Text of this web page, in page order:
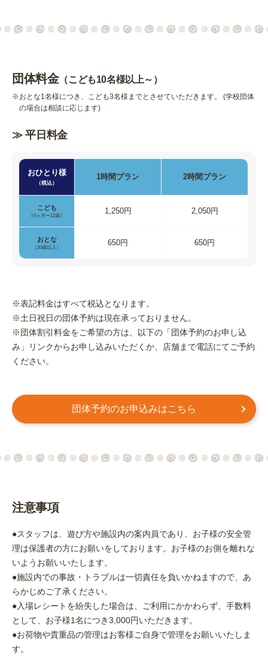
団体料金（こども10名様以上～）
※おとな1名様につき、こども3名様までとさせていただきます。 (学校団体
の場合は相談に応じます)
≫ 平日料金
おひとり様
（税込）
1時間 プラン 2時間 プラン
こども
［6ヵ月〜12歳］
1,250円 2,050円
おとな
［20歳以上］
650円 650円
※表記料金はすべて税込となります。
※土日祝日の団体予約は現在承っておりません。
※団体割引料金をご希望の方は、以下の「団体予約のお申し込
み」リンクからお申し込みいただくか、店舗まで電話にてご予約
ください。
団体予約のお申込みはこちら
注意事項
●スタッフは、遊び方や施設内の案内員であり、お子様の安全管
理は保護者の方にお願いをしております。お子様のお側を離れな
いようお願いいたします。
●施設内での事故・トラブルは一切責任を負いかねますので、あ
らかじめご了承ください。
●入場レシートを紛失した場合は、ご利用にかかわらず、手数料
として、お子様1名につき3,000円いただきます。
●お荷物や貴重品の管理はお客様ご自身で管理をお願いいたしま
す。